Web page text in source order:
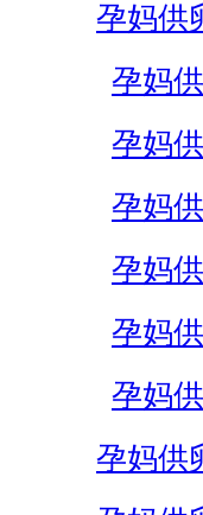
孕妈供
孕妈
孕妈
孕妈
孕妈
孕妈
孕妈
孕妈供